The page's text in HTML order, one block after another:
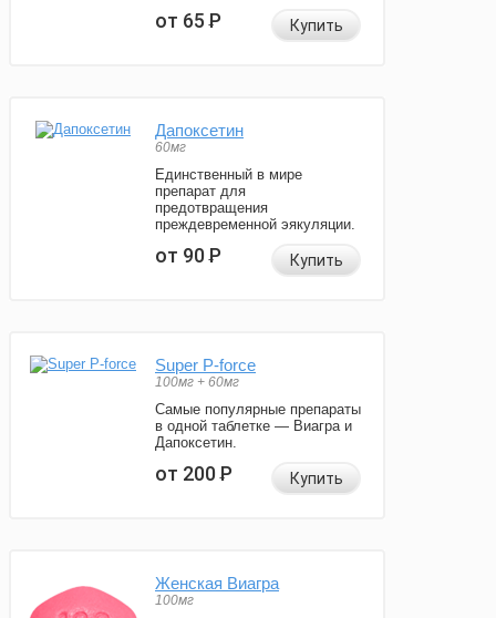
от 65Р Купить
Дапоксетин
60мг
Единственный в мире
препарат для
предотвращения
преждевременной эякуляции.
от 90Р Купить
Super P-force
100мг + 60мг
Самые популярные препараты
в одной таблетке — Виагра и
Дапоксетин.
от 200Р Купить
Женская Виагра
100мг